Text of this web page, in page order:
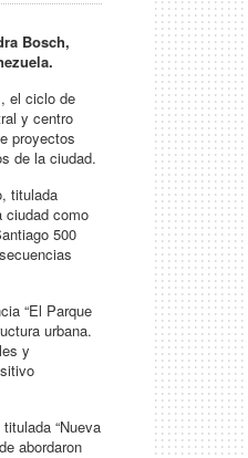
Bosch,
el ciclo de
y centro
proyectos
de la ciudad.
titulada
ciudad como
500
“El Parque
urbana.
y
“Nueva
abordaron